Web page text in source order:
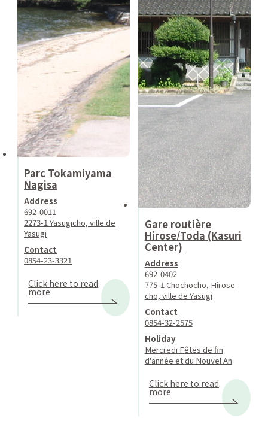
Parc Tokamiyama
Nagisa
Address
692-0011
2273-1 Yasugicho, ville de
Yasugi
Contact
0854-23-3321
Click here to read
more
Gare routière
Hirose/Toda (Kasuri
Center)
Address
692-0402
775-1 Chochocho, Hirose-
cho, ville de Yasugi
Contact
0854-32-2575
Holiday
Mercredi Fêtes de fin
d'année et du Nouvel An
Click here to read
more